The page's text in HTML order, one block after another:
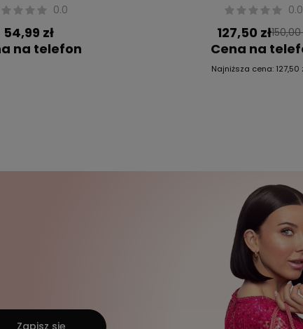
0.0
54,99 zł
na telefon
0.0
127,50 zł150,00
Cena na
Najniższa cena: 127,50